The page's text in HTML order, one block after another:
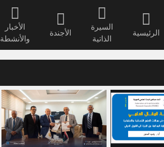
الرئيسية
السيرة
الذاتية
الأجندة
الأخبار
والأنشطة